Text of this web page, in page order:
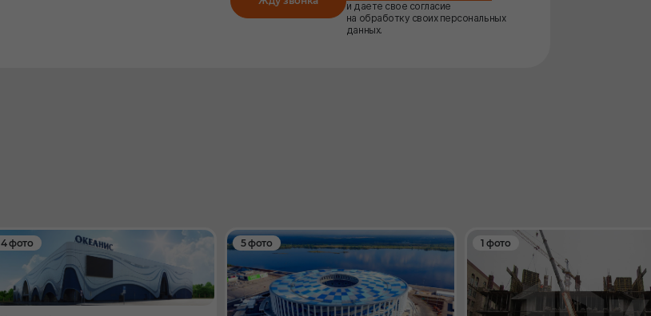
и даете свое согласие
на обработку своих персональных
данных.
4 фото 5 фото 1 фото